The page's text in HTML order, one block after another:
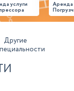
услуги
Другие